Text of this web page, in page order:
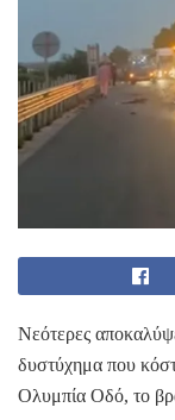
Νεότερες
δυστύχημα που
Ολυμπία Οδό, το